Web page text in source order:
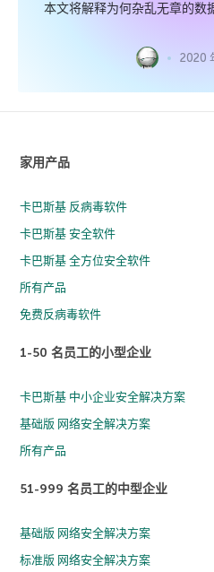
本文将解释为何杂乱无章的数
2020
家用产品
卡巴斯基 反病毒软件
卡巴斯基 安全软件
卡巴斯基 全方位安全软件
所有产品
免费反病毒软件
1-50 名员工的小型企业
卡巴斯基 中小企业安全解决方案
基础版 网络安全解决方案
所有产品
51-999 名员工的中型企业
基础版 网络安全解决方案
标准版 网络安全解决方案